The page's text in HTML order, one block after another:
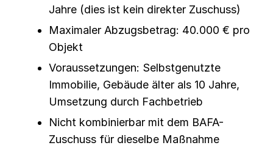
Jahre (dies ist kein direkter Zuschuss)
Maximaler Abzugsbetrag: 40.000 € pro
Objekt
Voraussetzungen: Selbstgenutzte
Immobilie, Gebäude älter als 10 Jahre,
Umsetzung durch Fachbetrieb
Nicht kombinierbar mit dem BAFA-
Zuschuss für dieselbe Maßnahme